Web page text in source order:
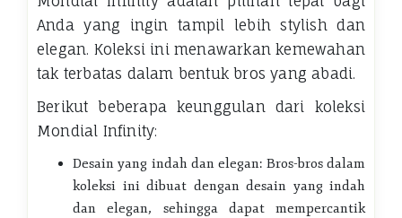
Anda yang ingin tampil lebih stylish dan
elegan. Koleksi ini menawarkan kemewahan
tak terbatas dalam bentuk bros yang abadi.
Berikut beberapa keunggulan dari koleksi
Mondial Infinity:
Desain yang indah dan elegan: Bros-bros dalam
koleksi ini dibuat dengan desain yang indah
dan elegan, sehingga dapat mempercantik